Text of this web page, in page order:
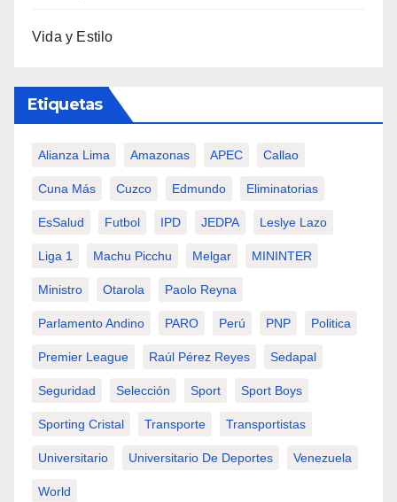
Vida y Estilo
Etiquetas
Alianza Lima Amazonas APEC Callao
Cuna Más Cuzco Edmundo Eliminatorias
EsSalud Futbol IPD JEDPA Leslye Lazo
Liga 1 Machu Picchu Melgar MININTER
Ministro Otarola Paolo Reyna
Parlamento Andino PARO Perú PNP Politica
Premier League Raúl Pérez Reyes Sedapal
Seguridad Selección Sport Sport Boys
Sporting Cristal Transporte Transportistas
Universitario Universitario De Deportes Venezuela
World